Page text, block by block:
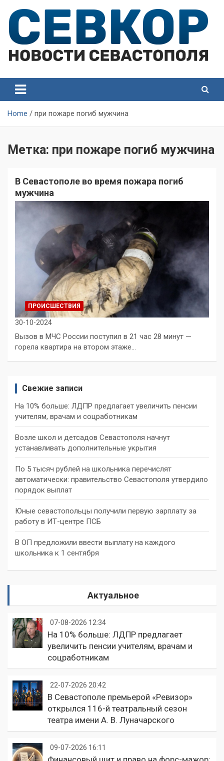
content
Севастополя
Севастополя
Home при пожаре погиб мужчина
Метка: при пожаре погиб мужчина
В Севастополе во время пожара погиб
мужчина
ПРОИСШЕСТВИЯ
30-10-2024
Вызов в МЧС России поступил в 21 час 28 минут —
горела квартира на втором этаже…
Свежие записи
На 10% больше: ЛДПР предлагает увеличить пенсии
учителям, врачам и соцработникам
Возле школ и детсадов Севастополя начнут
устанавливать дополнительные укрытия
По 5 тысяч рублей на школьника перечислят
автоматически: правительство Севастополя утвердило
порядок выплат
Юные севастопольцы получили первую зарплату за
работу в ИТ-центре ПСБ
В ОП предложили ввести выплату на каждого
школьника к 1 сентября
Актуальное
07-08-2026 12:34
На 10% больше: ЛДПР предлагает
увеличить пенсии учителям, врачам и
соцработникам
22-07-2026 20:42
В Севастополе премьерой «Ревизор»
открылся 116-й театральный сезон
театра имени А. В. Луначарского
09-07-2026 16:11